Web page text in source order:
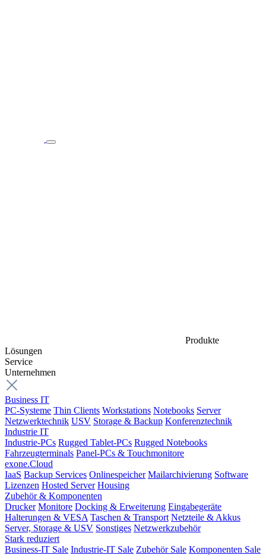
Produkte
Lösungen
Service
Unternehmen
Business IT
PC-Systeme Thin Clients Workstations Notebooks Server
Netzwerktechnik USV Storage & Backup Konferenztechnik
Industrie IT
Industrie-PCs Rugged Tablet-PCs Rugged Notebooks
Fahrzeugterminals Panel-PCs & Touchmonitore
exone.Cloud
IaaS Backup Services Onlinespeicher Mailarchivierung Software
Lizenzen Hosted Server Housing
Zubehör & Komponenten
Drucker Monitore Docking & Erweiterung Eingabegeräte
Halterungen & VESA Taschen & Transport Netzteile & Akkus
Server, Storage & USV Sonstiges Netzwerkzubehör
Stark reduziert
Business-IT Sale Industrie-IT Sale Zubehör Sale Komponenten Sale